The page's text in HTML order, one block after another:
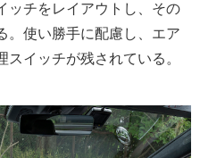
ッチをレイアウトし、その
。使い勝手に配慮し、エア
イッチが残されている。